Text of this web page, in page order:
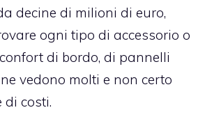
decine di milioni di euro,
ogni tipo di accessorio o
di bordo, di pannelli
vedono molti e non certo
di costi.